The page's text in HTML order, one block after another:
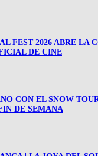
FEST 2026 ABRE LA
DE CINE
CON EL SNOW
DE SEMANA